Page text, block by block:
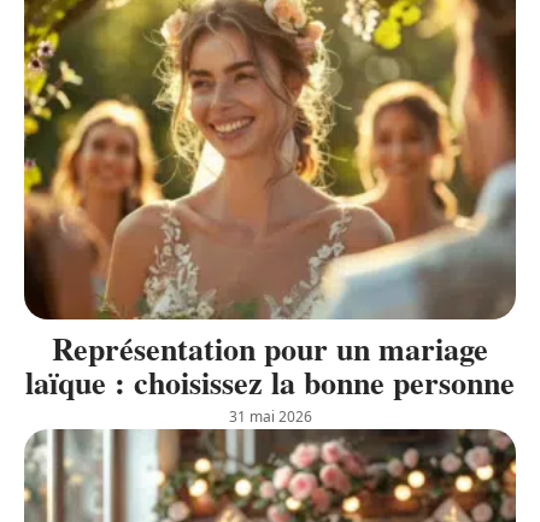
Représentation pour un mariage
laïque : choisissez la bonne personne
31 mai 2026